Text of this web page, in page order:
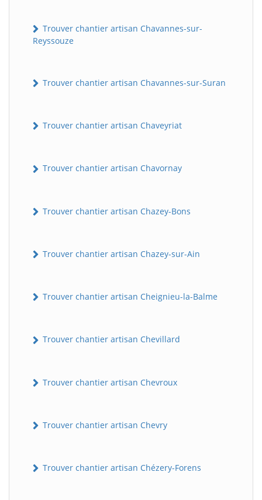
Trouver chantier artisan Chavannes-sur-
Reyssouze
Trouver chantier artisan Chavannes-sur-Suran
Trouver chantier artisan Chaveyriat
Trouver chantier artisan Chavornay
Trouver chantier artisan Chazey-Bons
Trouver chantier artisan Chazey-sur-Ain
Trouver chantier artisan Cheignieu-la-Balme
Trouver chantier artisan Chevillard
Trouver chantier artisan Chevroux
Trouver chantier artisan Chevry
Trouver chantier artisan Chézery-Forens